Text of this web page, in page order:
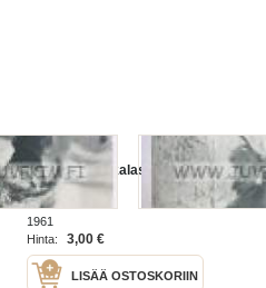
Metsästys ja kalastus 1961 nr 12
joulukuu
1961
Hinta:
3,00 €
LISÄÄ OSTOSKORIIN